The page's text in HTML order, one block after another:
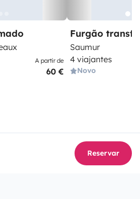
A partir de
60 €
Furgão
Saumur
4 viajantes
Novo
Reservar